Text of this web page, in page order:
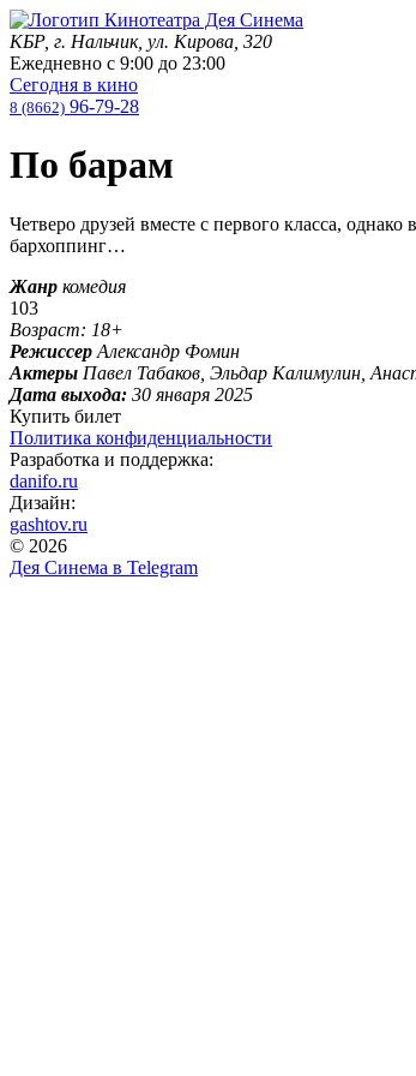
КБР, г. Нальчик, ул. Кирова, 320
Ежедневно с 9:00 до 23:00
Сегодня в кино
8 (8662) 96-79-28
По барам
Четверо друзей вместе с первого класса,
бархоппинг…
Жанр комедия
103
Возраст: 18+
Режиссер Александр Фомин
Актеры Павел Табаков, Эльдар Калимулин,
Дата выхода: 30 января 2025
Купить билет
Политика конфиденциальности
Разработка и поддержка:
danifo.ru
Дизайн:
gashtov.ru
© 2026
Дея Синема в Telegram